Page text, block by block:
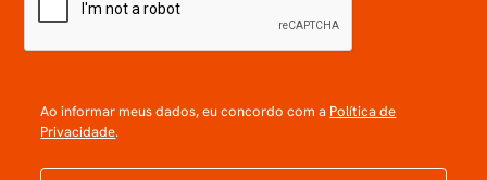
Ao informar meus dados, eu concordo com a Política de
Privacidade.